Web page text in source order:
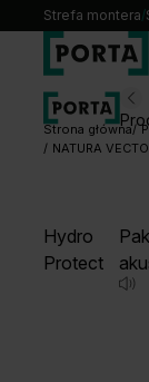
Strefa montera/
Wybierz
Katalogi
Kontakt
Strona główna
NATURA
Hydro
Protect